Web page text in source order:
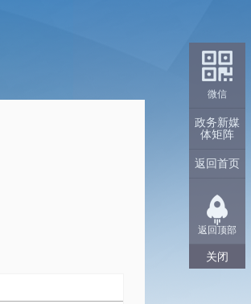
微信
政务新媒
体矩阵
返回首页
返回顶部
关闭